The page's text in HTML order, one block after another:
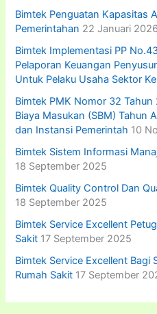
Bimtek Penguatan Kapasitas
Pemerintahan 22 Januari 2026
Bimtek Implementasi PP
Pelaporan Keuangan
Untuk Pelaku Usaha Sektor
Bimtek PMK Nomor 32
Biaya Masukan (SBM) Tahun
dan Instansi Pemerintah 10
Bimtek Sistem Informasi
18 September 2025
Bimtek Quality Control Dan
18 September 2025
Bimtek Service Excellent
Sakit 17 September 2025
Bimtek Service Excellent Bagi
Rumah Sakit 17 September